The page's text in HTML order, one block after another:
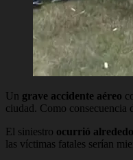
Un grave accidente aéreo
ciudad. Como consecuencia
El siniestro ocurrió
las víctimas fatales serían